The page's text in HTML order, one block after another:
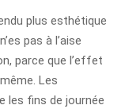
plus esthétique
pas à l’aise
parce que l’effet
Les
les fins de journée